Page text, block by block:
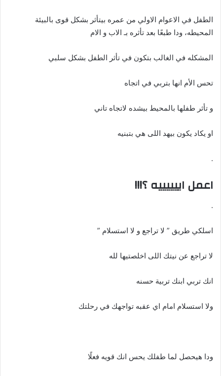
الطفل في الاعوام الاولي من عمره بيتأثر بشكل قوى بالبيئة
المحيطه، ودا طبعًا بعد تأثره بـ الاب و الام
المشكله في الغالب بتكون في تأثر الطفل بشكل سلبي
تحس الأم انها بتربي في اتجاه
و تأثر طفلها بالمحيط بيشده لاتجاه تاني
او يكاد يكون بيهد اللى هي بتبنيه
.
اعمل اييييييه ؟!!!
.
اسلكي طريق ” لا تراجع و لا استسلام ”
لا تراجع عن نيتك اللى اخلصتيها لله
انك تربي ابنك تربية حسنه
ولا استسلام امام اي عقبه تواجهك في رحلتك
ودا هيحصل لما طفلك يحس انك قويه فعلًا